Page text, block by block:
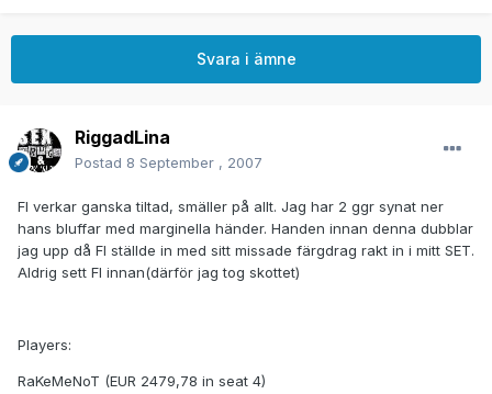
Svara i ämne
RiggadLina
Postad 8 September , 2007
FI verkar ganska tiltad, smäller på allt. Jag har 2 ggr synat ner
hans bluffar med marginella händer. Handen innan denna dubblar
jag upp då FI ställde in med sitt missade färgdrag rakt in i mitt SET.
Aldrig sett FI innan(därför jag tog skottet)
Players:
RaKeMeNoT (EUR 2479,78 in seat 4)